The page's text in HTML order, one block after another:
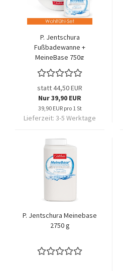
P. Jentschura
Fußbadewanne +
MeineBase 750g
statt 44,50 EUR
Nur 39,90 EUR
39,90 EUR pro 1 St
Lieferzeit: 3-5 Werktage
P. Jentschura Meinebase
2750 g